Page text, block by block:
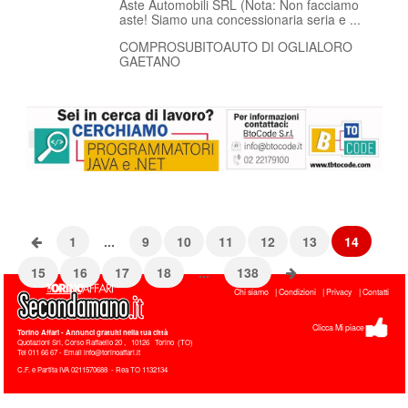
Aste Automobili SRL (Nota: Non facciamo
aste! Siamo una concessionaria seria e ...
COMPROSUBITOAUTO DI OGLIALORO
GAETANO
1 ... 9 10 11 12 13
14
15
16 17 18 ... 138
Torino Affari- Annunci gratuiti nella tua città
Quotazioni Srl, Corso Raffaello 20
10126 Torino (TO)
Tel011 66 67 - Email info@torinoaffari.it
C.F. e Partita IVA 0211570688 - Rea TO 1132134
Chi siamo Condizioni Privacy Contatti
Clicca Mi piace